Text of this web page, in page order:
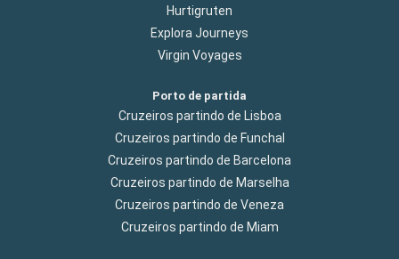
Hurtigruten
Explora Journeys
Virgin Voyages
Porto de partida
Cruzeiros partindo de Lisboa
Cruzeiros partindo de Funchal
Cruzeiros partindo de Barcelona
Cruzeiros partindo de Marselha
Cruzeiros partindo de Veneza
Cruzeiros partindo de Miam